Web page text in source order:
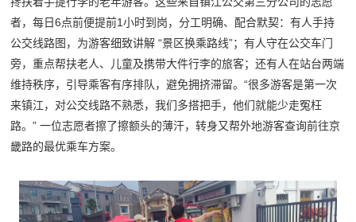
者，每日6点前便提前1小时到岗，分工明确、配合默契：有人手持
公交线路图，为游客细致讲解 “景区换乘路线”；有人守在公交车门
旁，重点帮扶老人、儿童及携带大件行李的旅客；还有人在站台两端
维持秩序，引导乘客有序排队，避免拥挤滞留。“很多游客是第一次
来镇江，对公交线路不熟悉，我们多搭把手，他们就能少走冤枉
路。” 一位志愿者擦了擦额头的薄汗，转身又帮外地游客查询前往京
畿路的最优乘车方案。